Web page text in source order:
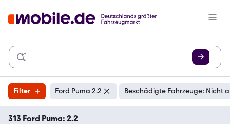
Filter Ford Puma 2.2 Beschädigte Fahrzeuge: Nicht
313 Ford Puma: 2.2